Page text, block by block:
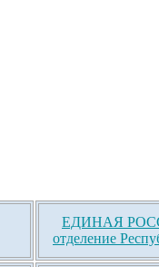
ЕДИНАЯ
отделение